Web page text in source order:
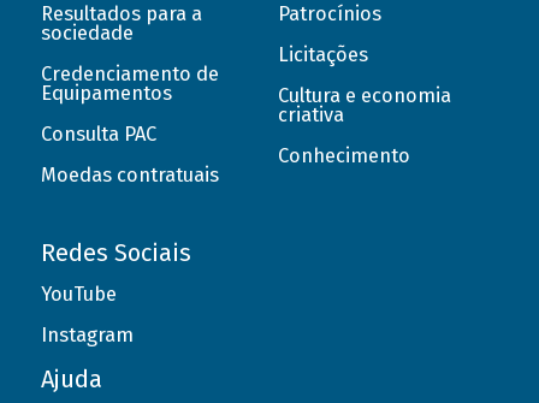
Resultados para a
sociedade
Credenciamento de
Equipamentos
Consulta PAC
Moedas contratuais
Patrocínios
Licitações
Cultura e economia
criativa
Conhecimento
Redes Sociais
YouTube
Instagram
Ajuda